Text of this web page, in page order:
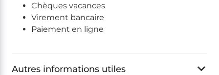
Chèques vacances
Virement bancaire
Paiement en ligne
Autres informations utiles